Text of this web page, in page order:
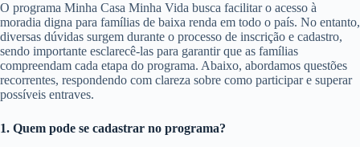
O programa Minha Casa Minha Vida busca facilitar o acesso à
moradia digna para famílias de baixa renda em todo o país. No entanto,
diversas dúvidas surgem durante o processo de inscrição e cadastro,
sendo importante esclarecê-las para garantir que as famílias
compreendam cada etapa do programa. Abaixo, abordamos questões
recorrentes, respondendo com clareza sobre como participar e superar
possíveis entraves.
1. Quem pode se cadastrar no programa?